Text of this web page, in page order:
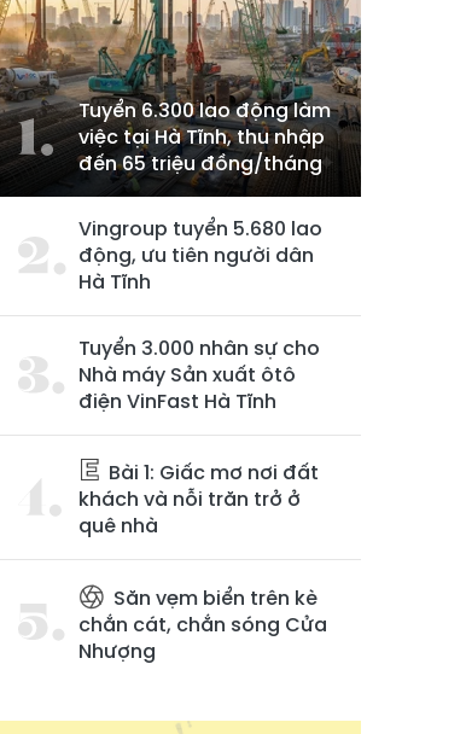
Tuyển 6.300 lao động làm
việc tại Hà Tĩnh, thu nhập
đến 65 triệu đồng/tháng
Vingroup tuyển 5.680 lao
động, ưu tiên người dân
Hà Tĩnh
Tuyển 3.000 nhân sự cho
Nhà máy Sản xuất ôtô
điện VinFast Hà Tĩnh
Bài 1: Giấc mơ nơi đất
khách và nỗi trăn trở ở
quê nhà
Săn vẹm biển trên kè
chắn cát, chắn sóng Cửa
Nhượng